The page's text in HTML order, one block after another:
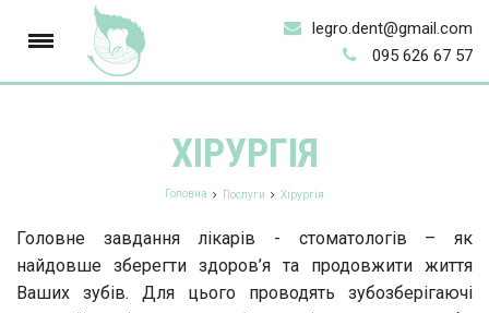
legro.dent@gmail.com
095 626 67 57
ХІРУРГІЯ
Головна Послуги Хірургія
Головне завдання лікарів - стоматологів – як
найдовше зберегти здоров’я та продовжити життя
Ваших зубів. Для цього проводять зубозберігаючі